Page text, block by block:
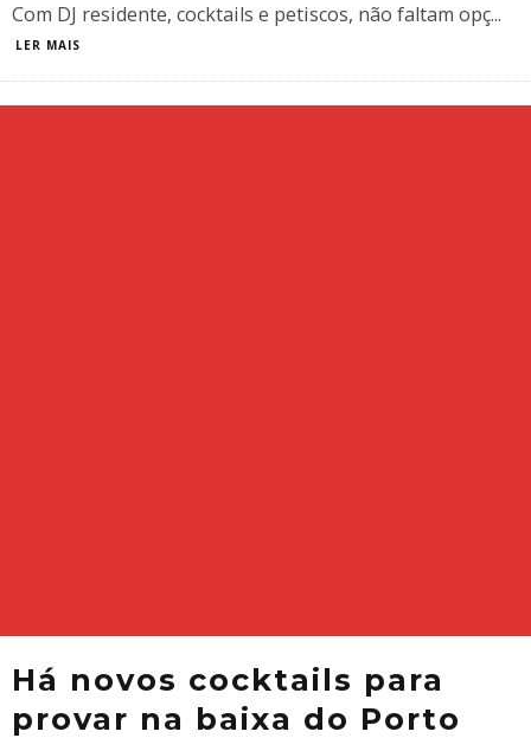
Com DJ residente, cocktails e petiscos, não faltam opç...
LER MAIS
Há novos cocktails para
provar na baixa do Porto